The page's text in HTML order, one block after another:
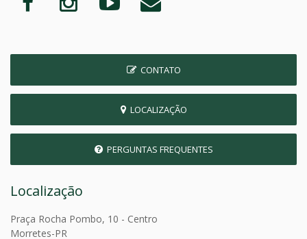
CONTATO
LOCALIZAÇÃO
PERGUNTAS FREQUENTES
Localização
Praça Rocha Pombo, 10 - Centro
Morretes-PR